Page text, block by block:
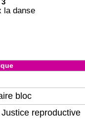
la danse
bloc
reproductive